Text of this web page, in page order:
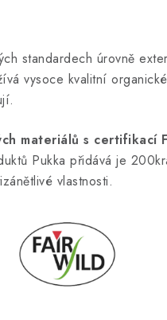
standardech úrovně
vysoce kvalitní
materiálů s certifikací
Pukka přidává je
vlastnosti.